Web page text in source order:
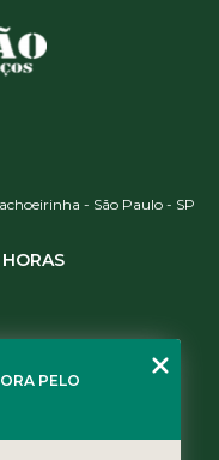
- São Paulo - SP
PELO